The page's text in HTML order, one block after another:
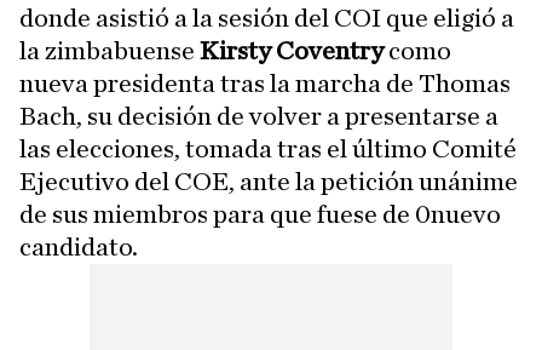
donde asistió a la sesión del COI que eligió a
la zimbabuense Kirsty Coventrycomo
nueva presidenta tras la marcha de Thomas
Bach, su decisión de volver a presentarse a
las elecciones, tomada tras el último Comité
Ejecutivo del COE, ante la petición unánime
de sus miembros para que fuese de 0nuevo
candidato.